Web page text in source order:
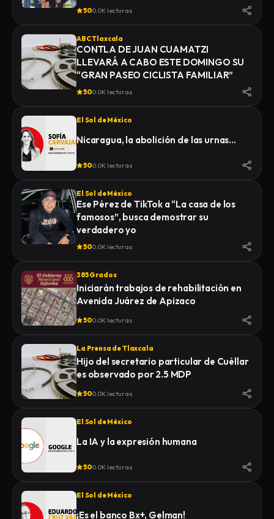
Nopalucan
500.0K lecturas
ABC Tlaxcala
CONTLA DE JUAN CUAMATZI
LLEVARÁ A CABO ESTE DOMINGO SU
“GRAN PASEO CICLISTA FAMILIAR”
500.0K lecturas
El Sol de México
Nicaragua, la abolición de las urnas…
500.0K lecturas
El Sol de México
Ese Pérez de TikTok a “La casa de los
famosos”, busca demostrar su
verdadero yo
500.0K lecturas
385 Grados
Iniciarán trabajos de rehabilitación en
Avenida Juárez de Apizaco
500.0K lecturas
La Prensa de Tlaxcala
Hijo del secretario particular de Cuéllar
es observado por 2.5 MDP
500.0K lecturas
El Sol de México
La IA y la expresión humana
500.0K lecturas
El Sol de México
¡Es el banco Bx+, Gelman!